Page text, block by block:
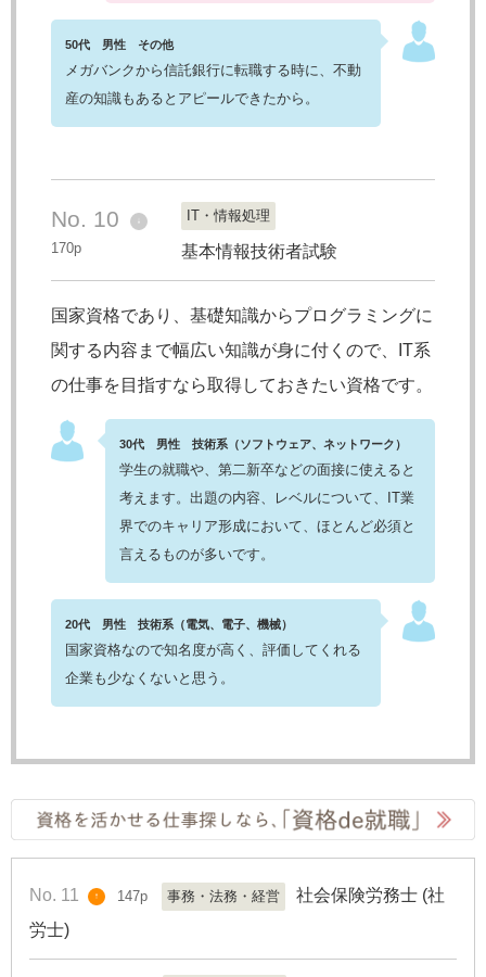
50代 男性 その他
メガバンクから信託銀行に転職する時に、不動
産の知識もあるとアピールできたから。
No. 10 ↓
170p
IT・情報処理
基本情報技術者試験
国家資格であり、基礎知識からプログラミングに
関する内容まで幅広い知識が身に付くので、IT系
の仕事を目指すなら取得しておきたい資格です。
30代 男性 技術系（ソフトウェア、ネットワーク）
学生の就職や、第二新卒などの面接に使えると
考えます。出題の内容、レベルについて、IT業
界でのキャリア形成において、ほとんど必須と
言えるものが多いです。
20代 男性 技術系（電気、電子、機械）
国家資格なので知名度が高く、評価してくれる
企業も少なくないと思う。
No. 11 ↑ 147p 事務・法務・経営
社会保険労務士 (社
労士)